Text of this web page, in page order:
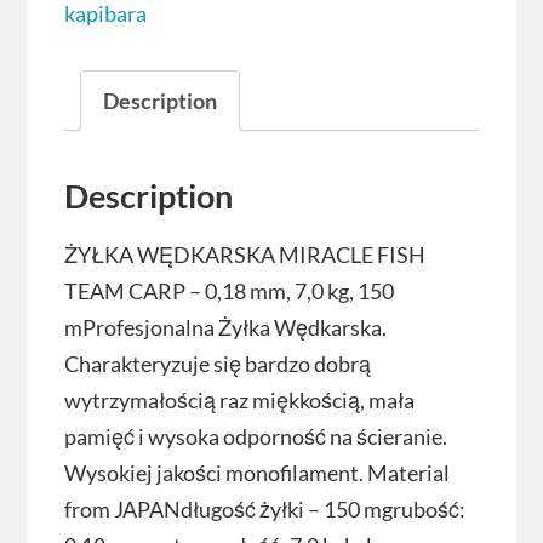
kapibara
Description
Description
ŻYŁKA WĘDKARSKA MIRACLE FISH
TEAM CARP – 0,18 mm, 7,0 kg, 150
mProfesjonalna Żyłka Wędkarska.
Charakteryzuje się bardzo dobrą
wytrzymałością raz miękkością, mała
pamięć i wysoka odporność na ścieranie.
Wysokiej jakości monofilament. Material
from JAPANdługość żyłki – 150 mgrubość: